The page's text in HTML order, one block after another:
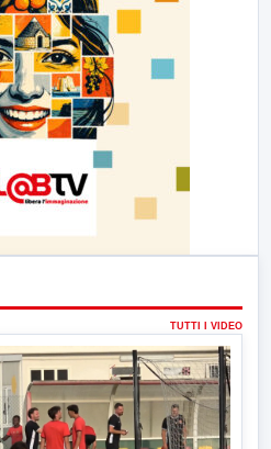
TUTTI I VIDEO